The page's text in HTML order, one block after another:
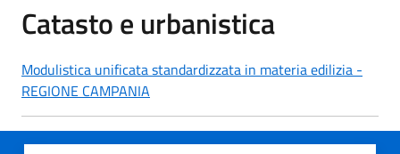
Catasto e urbanistica
Modulistica unificata standardizzata in materia edilizia -
REGIONE CAMPANIA